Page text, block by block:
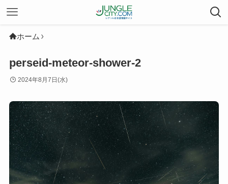
ホーム
perseid-meteor-shower-2
2024年8月7日(水)